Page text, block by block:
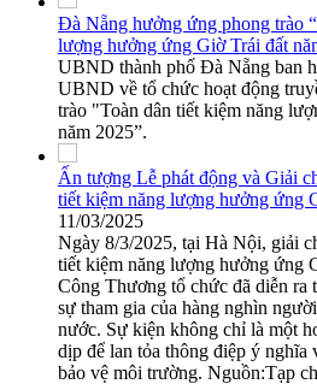
Đà Nẵng hưởng ứng phong trào
lượng hưởng ứng Giờ Trái đất
UBND thành phố Đà Nẵng ban
UBND về tổ chức hoạt động
trào "Toàn dân tiết kiệm năng
năm 2025”.
Ấn tượng Lễ phát động và Giải
tiết kiệm năng lượng hưởng ứng
11/03/2025
Ngày 8/3/2025, tại Hà Nội, giải
tiết kiệm năng lượng hưởng ứng
Công Thương tổ chức đã diễn ra
sự tham gia của hàng nghìn
nước. Sự kiện không chỉ là một
dịp để lan tỏa thông điệp ý nghĩa
bảo vệ môi trường. Nguồn:Tạp